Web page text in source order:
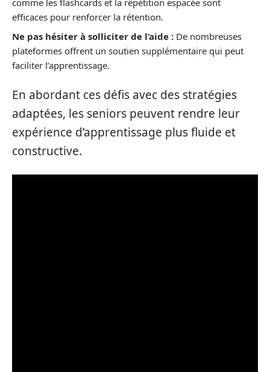
comme les flashcards et la répétition espacée sont
efficaces pour renforcer la rétention.
Ne pas hésiter à solliciter de l’aide : De nombreuses
plateformes offrent un soutien supplémentaire qui peut
faciliter l’apprentissage.
En abordant ces défis avec des stratégies
adaptées, les seniors peuvent rendre leur
expérience d’apprentissage plus fluide et
constructive.